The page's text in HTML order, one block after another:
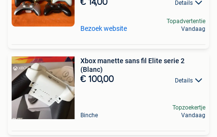
€ 14,00 Details
Bezoek website
Topadvertentie
Vandaag
Xbox manette sans fil Elite serie 2
(Blanc)
€ 100,00 Details
Binche
Topzoekertje
Vandaag